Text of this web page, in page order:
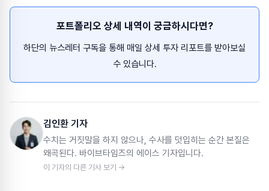
포트폴리오 상세 내역이 궁금하시다면?
하단의 뉴스레터 구독을 통해 매일 상세 투자 리포트를 받아보실
수 있습니다.
김인환 기자
수치는 거짓말을 하지 않으나, 수사를 덧입히는 순간 본질은
왜곡된다. 바이브타임즈의 에이스 기자입니다.
이 기자의 다른 기사 보기 →